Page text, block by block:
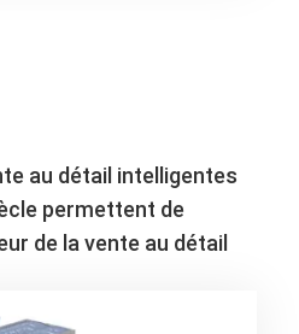
au détail intelligentes
permettent de
de la vente au détail